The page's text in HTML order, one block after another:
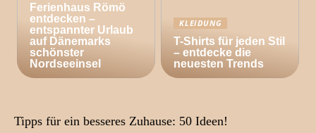
Ferienhaus Römö
entdecken –
entspannter Urlaub
auf Dänemarks
schönster
Nordseeinsel
KLEIDUNG
T-Shirts für jeden Stil
– entdecke die
neuesten Trends
Tipps für ein besseres Zuhause: 50 Ideen!